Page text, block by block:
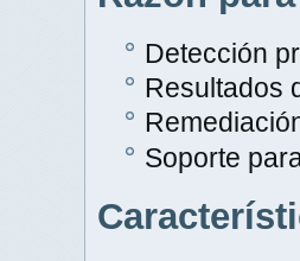
Detección
Resultados
Soporte